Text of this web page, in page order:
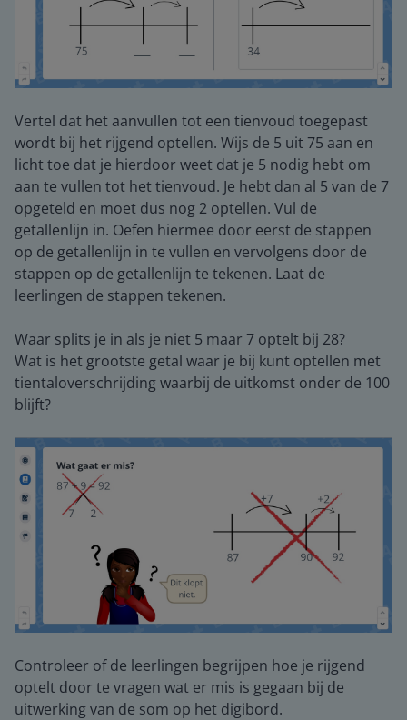
Vertel dat het aanvullen tot een tienvoud toegepast
wordt bij het rijgend optellen. Wijs de 5 uit 75 aan en
licht toe dat je hierdoor weet dat je 5 nodig hebt om
aan te vullen tot het tienvoud. Je hebt dan al 5 van de 7
opgeteld en moet dus nog 2 optellen. Vul de
getallenlijn in. Oefen hiermee door eerst de stappen
op de getallenlijn in te vullen en vervolgens door de
stappen op de getallenlijn te tekenen. Laat de
leerlingen de stappen tekenen.
Waar splits je in als je niet 5 maar 7 optelt bij 28?
Wat is het grootste getal waar je bij kunt optellen met
tientaloverschrijding waarbij de uitkomst onder de 100
blijft?
Controleer of de leerlingen begrijpen hoe je rijgend
optelt door te vragen wat er mis is gegaan bij de
uitwerking van de som op het digibord.